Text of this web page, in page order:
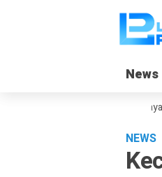
News
News
Gadget Saat Liburan, Yayasan
NEWS